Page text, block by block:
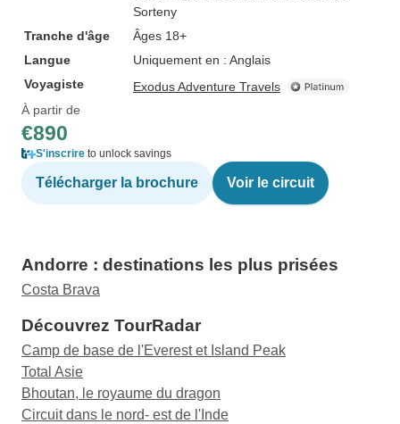
Sorteny
Tranche d'âge
Âges 18+
Langue
Uniquement en : Anglais
Voyagiste
Exodus Adventure Travels
À partir de
€890
S'inscrire to unlock savings
Télécharger la brochure Voir le circuit
Andorre : destinations les plus prisées
Costa Brava
Découvrez TourRadar
Camp de base de l'Everest et Island Peak
Total Asie
Bhoutan, le royaume du dragon
Circuit dans le nord- est de l'Inde